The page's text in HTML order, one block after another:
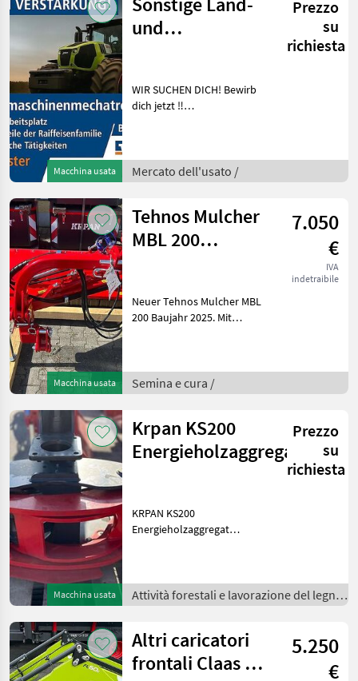
Macchina usata
und
Prezzo
su
richiesta
WIR SUCHEN DICH! Bewirb
dich jetzt ‼
Öl an den Händen und
Technik, die richtig was ka
Mercato dell'usato /
Macchina usata
Tehnos Mulcher
MBL 200
7.050
€
IVA
indetraibile
Neuer Tehnos Mulcher MBL
200 Baujahr 2025. Mit
Rotordurchmesser (mm)
139 Traktorleistung (
Semina e cura /
Macchina usata
Krpan KS200
Energieholzaggregat
Prezzo
su
richiesta
KRPAN KS200
Energieholzaggregat
passenden Flansch
(Flanschmaß Öffnungsweite
Attività forestali e lavorazione del legno
/
Altri caricatori
frontali Claas FL
5.250
€